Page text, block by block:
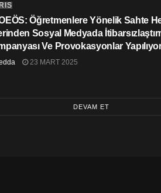
Öğretmenlere Yönelik Sahte
Sosyal Medyada
Ve Provokasyonlar
23 MART 2025
DEVAM ET